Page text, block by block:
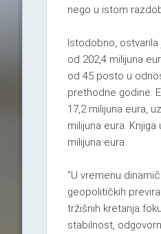
nego u istom
Istodobno,
od 202,4 milijuna
od 45 posto u
prethodne godine.
17,2 milijuna eura,
milijuna eura.
milijuna eura.
"U vremenu
geopolitičkih
tržišnih kretanja
stabilnost,